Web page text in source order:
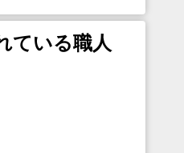
ている職人